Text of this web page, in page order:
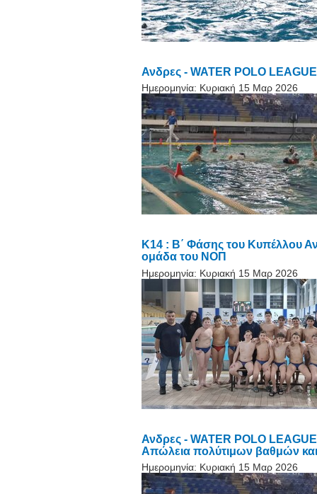
Ανδρες - WATER POLO
Ημερομηνία: Κυριακή 15 Μαρ 2026
K14 : Β΄ Φάσης του Κυπέλλου
ομάδα του ΝΟΠ
Ημερομηνία: Κυριακή 15 Μαρ 2026
Ανδρες - WATER POLO
Απώλεια πολύτιμων βαθμών και
Ημερομηνία: Κυριακή 15 Μαρ 2026